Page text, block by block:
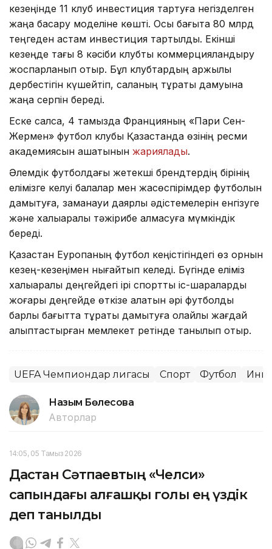
кезеңінде 11 клуб инвестиция тартуға негізделген
жаңа басқару моделіне көшті. Осы бағытқа 80 млрд
теңгеден астам инвестиция тартылды. Екінші
кезеңде тағы 8 кәсіби клубты коммерцияландыру
жоспарланып отыр. Бұл клубтардың қаржылық
дербестігін күшейтіп, саланың тұрақты дамуына
жаңа серпін береді.
Еске салсақ, 4 тамызда Францияның «Пари Сен-
Жермен» футбол клубы Қазақстанда өзінің ресми
академиясын ашатынын жариялады.
Әлемдік футболдағы жетекші брендтердің бірінің
елімізге келуі балалар мен жасөспірімдер футболын
дамытуға, заманауи даярлық әдістемелерін енгізуге
және халықаралық тәжірибе алмасуға мүмкіндік
береді.
Қазақстан Еуропаның футбол кеңістігіндегі өз орнын
кезең-кезеңімен нығайтып келеді. Бүгінде еліміз
халықаралық деңгейдегі ірі спорттық іс-шараларды
жоғары деңгейде өткізе алатын әрі футболды
барлық бағытта тұрақты дамытуға қолайлы жағдай
қалыптастырған мемлекет ретінде танылып отыр.
UEFA Чемпиондар лигасы Спорт Футбол
Назым Бөлесова
Авторлар
14:05, 05 Тамыз 2026
Дастан Сәтпаевтың «Челси»
сапындағы алғашқы голы ең үздік
деп танылды